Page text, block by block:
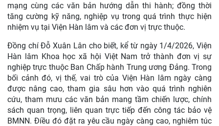
mạng cùng các văn bản hướng dẫn thi hành; đồng thời
tăng cường kỹ năng, nghiệp vụ trong quá trình thực hiện
nhiệm vụ tại Viện Hàn lâm và các đơn vị trực thuộc.
Đồng chí Đỗ Xuân Lân cho biết, kể từ ngày 1/4/2026, Viện
Hàn lâm Khoa học xã hội Việt Nam trở thành đơn vị sự
nghiệp trực thuộc Ban Chấp hành Trung ương Đảng. Trong
bối cảnh đó, vị thế, vai trò của Viện Hàn lâm ngày càng
được nâng cao, tham gia sâu hơn vào quá trình nghiên
cứu, tham mưu các văn bản mang tầm chiến lược, chính
sách quan trọng, liên quan trực tiếp đến công tác bảo vệ
BMNN. Điều đó đặt ra yêu cầu ngày càng cao, nghiêm túc